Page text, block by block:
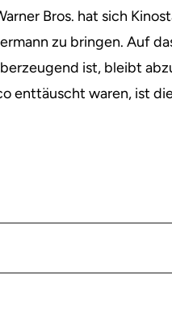
Bros. hat sich
zu bringen. Auf
ist, bleibt
enttäuscht waren, ist